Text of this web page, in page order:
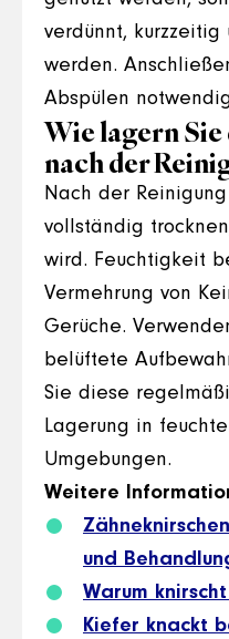
verdünnt,
werden.
Abspülen
Wie lagern
nach der
Nach der
vollständig
wird. Feuchtigkeit
Vermehrung von
Gerüche.
belüftete
Sie diese
Lagerung in
Umgebungen.
Weitere
und
Warum
Kiefer knackt